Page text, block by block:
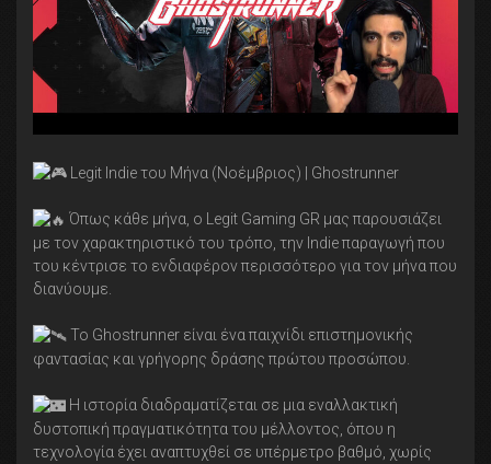
Legit Indie του Μήνα (Νοέμβριος) | Ghostrunner
Όπως κάθε μήνα, ο Legit Gaming GR μας παρουσιάζει
με τον χαρακτηριστικό του τρόπο, την Indie παραγωγή που
του κέντρισε το ενδιαφέρον περισσότερο για τον μήνα που
διανύουμε.
Το Ghostrunner είναι ένα παιχνίδι επιστημονικής
φαντασίας και γρήγορης δράσης πρώτου προσώπου.
Η ιστορία διαδραματίζεται σε μια εναλλακτική
δυστοπική πραγματικότητα του μέλλοντος, όπου η
τεχνολογία έχει αναπτυχθεί σε υπέρμετρο βαθμό, χωρίς